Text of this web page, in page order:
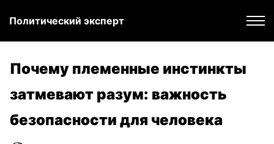
Политический эксперт
Почему племенные инстинкты
затмевают разум: важность
безопасности для человека